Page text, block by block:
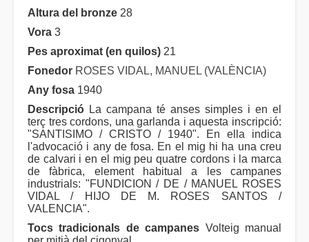
Altura del bronze 28
Vora 3
Pes aproximat (en quilos) 21
Fonedor ROSES VIDAL, MANUEL (VALÈNCIA)
Any fosa 1940
Descripció La campana té anses simples i en el
terç tres cordons, una garlanda i aquesta inscripció:
"SANTISIMO / CRISTO / 1940". En ella indica
l'advocació i any de fosa. En el mig hi ha una creu
de calvari i en el mig peu quatre cordons i la marca
de fàbrica, element habitual a les campanes
industrials: "FUNDICION / DE / MANUEL ROSES
VIDAL / HIJO DE M. ROSES SANTOS /
VALENCIA".
Tocs tradicionals de campanes Volteig manual